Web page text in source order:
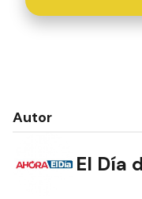
Autor
El Día